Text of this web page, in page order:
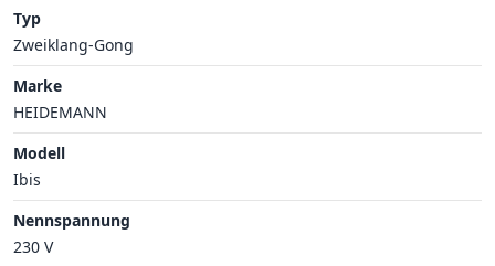
Typ
Zweiklang-Gong
Marke
HEIDEMANN
Modell
Ibis
Nennspannung
230 V